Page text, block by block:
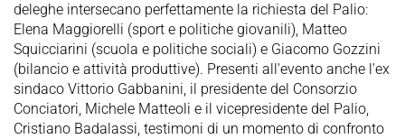
deleghe intersecano perfettamente la richiesta del Palio:
Elena Maggiorelli (sport e politiche giovanili), Matteo
Squicciarini (scuola e politiche sociali) e Giacomo Gozzini
(bilancio e attività produttive). Presenti all'evento anche l'ex
sindaco Vittorio Gabbanini, il presidente del Consorzio
Conciatori, Michele Matteoli e il vicepresidente del Palio,
Cristiano Badalassi, testimoni di un momento di confronto